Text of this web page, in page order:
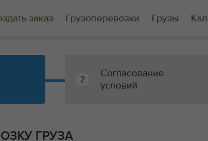
заказ Грузоперевозки Грузы
2
Согласование
условий
ГРУЗА